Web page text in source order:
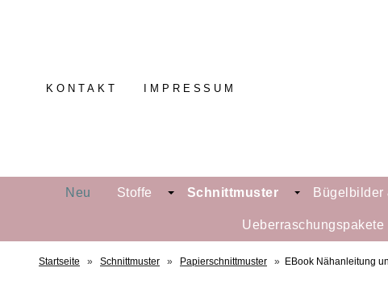
KONTAKT IMPRESSUM
Neu Stoffe Schnittmuster Bügelbilder
Ueberraschungspakete
Startseite » Schnittmuster » Papierschnittmuster » EBook Nähanleitung